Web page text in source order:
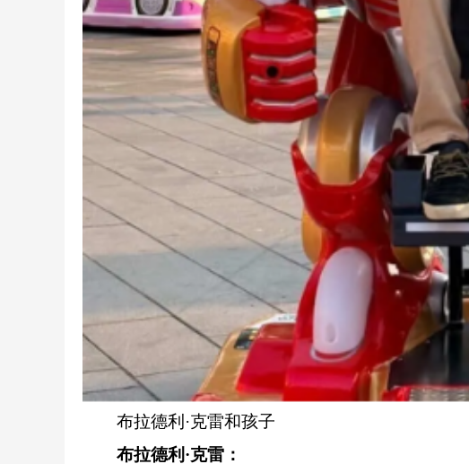
布拉德利·克雷和孩子
布拉德利·克雷：